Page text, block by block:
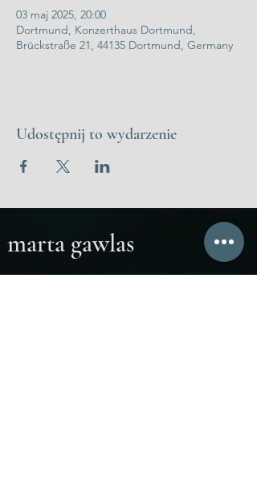
03 maj 2025, 20:00
Dortmund, Konzerthaus Dortmund,
Brückstraße 21, 44135 Dortmund, Germany
Udostępnij to wydarzenie
marta gawlas